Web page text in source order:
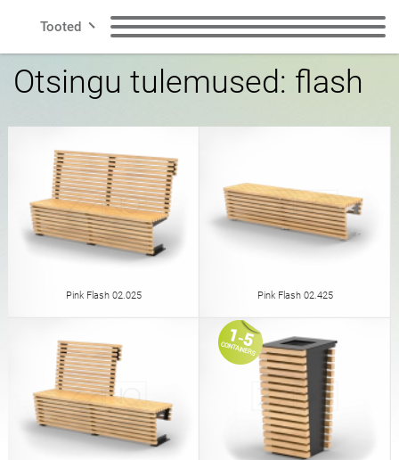
Tooted
Pingid Prügikastid
sorteerimiskastid
Postitused Jalgrattahoidjad
Potid Tuhkatoosid
Lauad Piknikulauad
Rida
Kontakt
poola inglise
inglise (USA) saksa
Otsingu tulemused: flash
Pink Flash 02.025 Pink Flash 02.425